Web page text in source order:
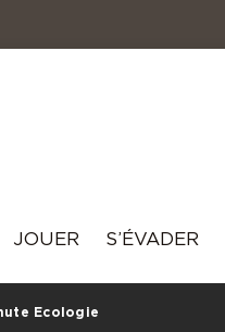
JOUER S’ÉVADER
Ecologie